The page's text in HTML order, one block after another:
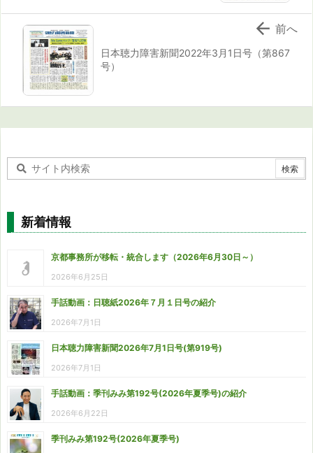
日本聴力障害新聞2022年3月1日号（第867
号）
 前へ
新着情報
京都事務所が移転・統合します（2026年6月30日～）
2026年6月25日
手話動画：日聴紙2026年７月１日号の紹介
2026年7月1日
日本聴力障害新聞2026年7月1日号(第919号)
2026年7月1日
手話動画：季刊みみ第192号(2026年夏季号)の紹介
2026年6月22日
季刊みみ第192号(2026年夏季号)